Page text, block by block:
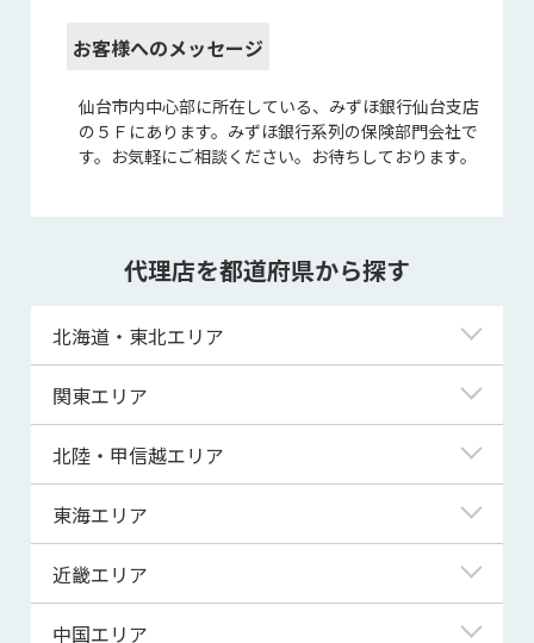
お客様へのメッセージ
仙台市内中心部に所在している、みずほ銀行仙台支店
の５Ｆにあります。みずほ銀行系列の保険部門会社で
す。お気軽にご相談ください。お待ちしております。
代理店を都道府県から探す
北海道・東北エリア
北海道
青森県
宮城県
秋田県
関東エリア
東京都
神奈川県
埼玉県
千葉県
北陸・甲信越エリア
新潟県
富山県
東海エリア
岐阜県
静岡県
近畿エリア
滋賀県
中国エリア